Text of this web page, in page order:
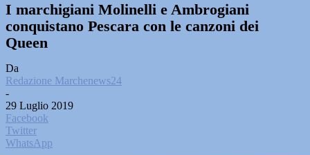
I marchigiani Molinelli e Ambrogiani
conquistano Pescara con le canzoni dei
Queen
Da
Redazione Marchenews24
-
29 Luglio 2019
Facebook
Twitter
WhatsApp